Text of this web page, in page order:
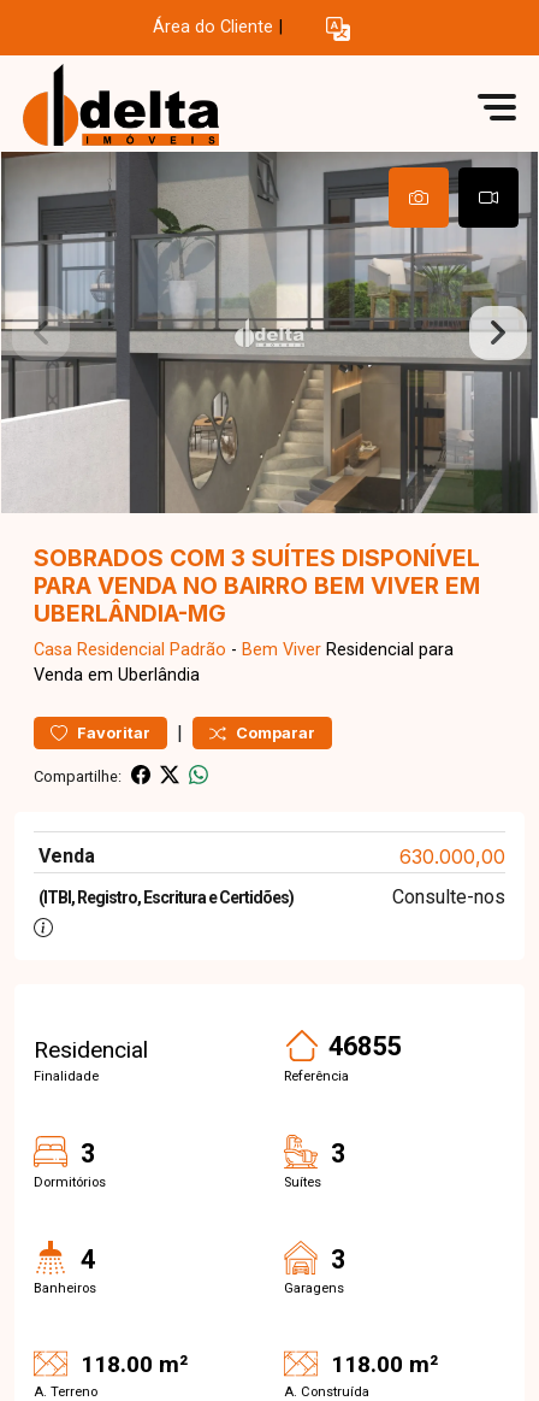
Área do Cliente
SOBRADOS COM 3 SUÍTES DISPONÍVEL
PARA VENDA NO BAIRRO BEM VIVER EM
UBERLÂNDIA-MG
Casa Residencial Padrão - Bem Viver Residencial para
Venda em Uberlândia
Favoritar | Comparar
Compartilhe:
Venda 630.000,00
(ITBI, Registro, Escritura e Certidões) Consulte-nos
Residencial
Finalidade
46855
Referência
3
Dormitórios
3
Suítes
4
Banheiros
3
Garagens
118.00 m²
A. Terreno
118.00 m²
A. Construída